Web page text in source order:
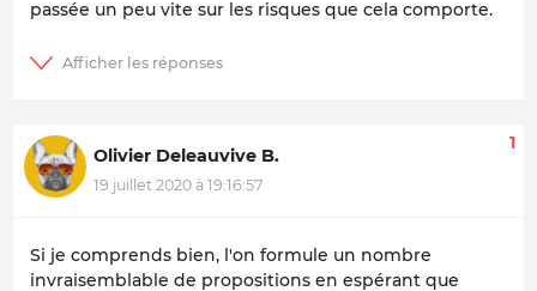
passée un peu vite sur les risques que cela comporte.
Olivier Deleauvive B.
19 juillet 2020 à 19:16:57
1
Si je comprends bien, l'on formule un nombre
invraisemblable de propositions en espérant que